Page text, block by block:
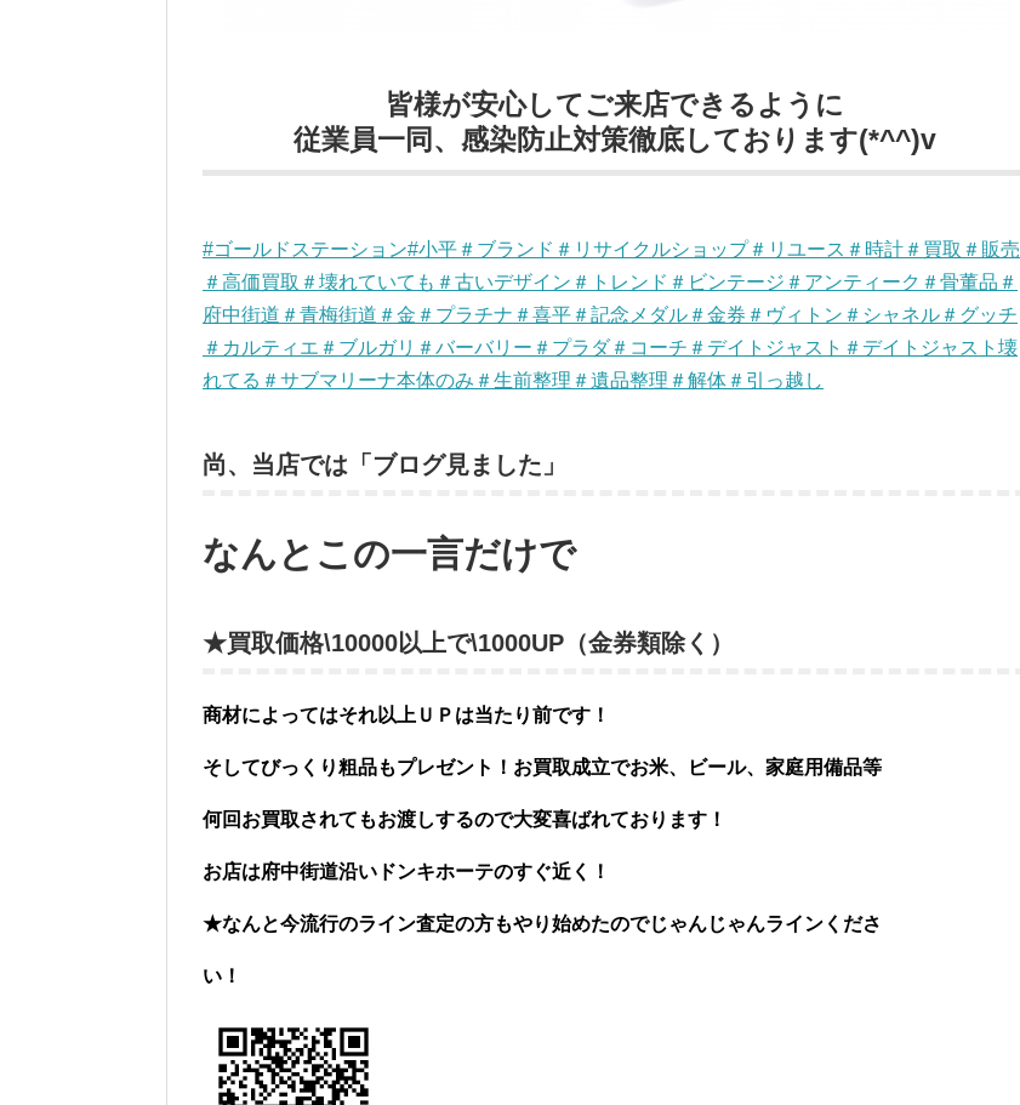
皆様が安心してご来店できるように
従業員一同、感染防止対策徹底しております(*^^)v
#ゴールドステーション#小平＃ブランド＃リサイクルショップ＃リユース＃時計＃買取＃販売
＃高価買取＃壊れていても＃古いデザイン＃トレンド＃ビンテージ＃アンティーク＃骨董品＃
府中街道＃青梅街道＃金＃プラチナ＃喜平＃記念メダル＃金券＃ヴィトン＃シャネル＃グッチ
＃カルティエ＃ブルガリ＃バーバリー＃プラダ＃コーチ＃デイトジャスト＃デイトジャスト壊
れてる＃サブマリーナ本体のみ＃生前整理＃遺品整理＃解体＃引っ越し
尚、当店では「ブログ見ました」
なんとこの一言だけで
★買取価格\10000以上で\1000UP（金券類除く）
商材によってはそれ以上ＵＰは当たり前です！
そしてびっくり粗品もプレゼント！お買取成立でお米、ビール、家庭用備品等
何回お買取されてもお渡しするので大変喜ばれております！
お店は府中街道沿いドンキホーテのすぐ近く！
★なんと今流行のライン査定の方もやり始めたのでじゃんじゃんラインくださ
い！